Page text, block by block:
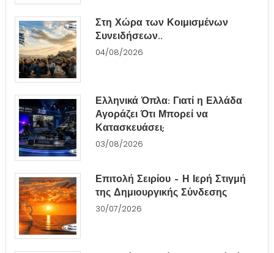
Στη Χώρα των Κοιμισμένων
Συνειδήσεων..
04/08/2026
Ελληνικά Όπλα: Γιατί η Ελλάδα
Αγοράζει Ότι Μπορεί να
Κατασκευάσει;
03/08/2026
Επιτολή Σειρίου – Η Ιερή Στιγμή
της Δημιουργικής Σύνδεσης
30/07/2026